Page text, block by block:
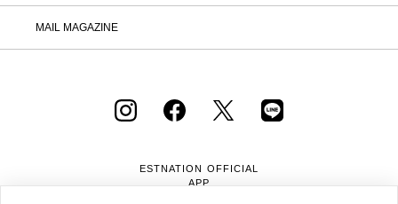
MAIL MAGAZINE
ESTNATION OFFICIAL
APP